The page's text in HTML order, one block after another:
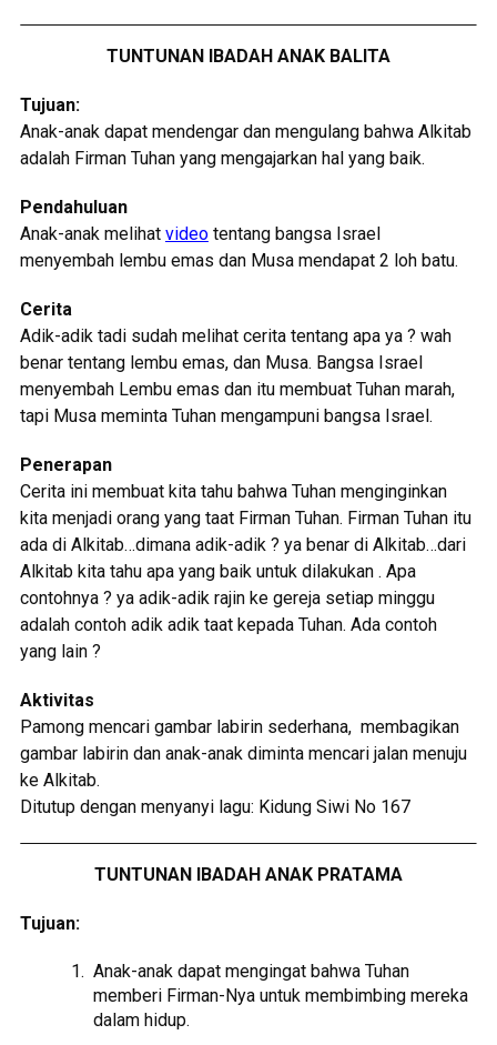
TUNTUNAN IBADAH ANAK BALITA
Tujuan:
Anak-anak dapat mendengar dan mengulang bahwa Alkitab
adalah Firman Tuhan yang mengajarkan hal yang baik.
Pendahuluan
Anak-anak melihat videotentang bangsa Israel
menyembah lembu emas dan Musa mendapat 2 loh batu.
Cerita
Adik-adik tadi sudah melihat cerita tentang apa ya ? wah
benar tentang lembu emas, dan Musa. Bangsa Israel
menyembah Lembu emas dan itu membuat Tuhan marah,
tapi Musa meminta Tuhan mengampuni bangsa Israel.
Penerapan
Cerita ini membuat kita tahu bahwa Tuhan menginginkan
kita menjadi orang yang taat Firman Tuhan. Firman Tuhan itu
ada di Alkitab…dimana adik-adik ? ya benar di Alkitab…dari
Alkitab kita tahu apa yang baik untuk dilakukan . Apa
contohnya ? ya adik-adik rajin ke gereja setiap minggu
adalah contoh adik adik taat kepada Tuhan. Ada contoh
yang lain ?
Aktivitas
Pamong mencari gambar labirin sederhana, membagikan
gambar labirin dan anak-anak diminta mencari jalan menuju
ke Alkitab.
Ditutup dengan menyanyi lagu: Kidung Siwi No 167
TUNTUNAN IBADAH ANAK PRATAMA
Tujuan:
Anak-anak dapat mengingat bahwa Tuhan
memberi Firman-Nya untuk membimbing mereka
dalam hidup.